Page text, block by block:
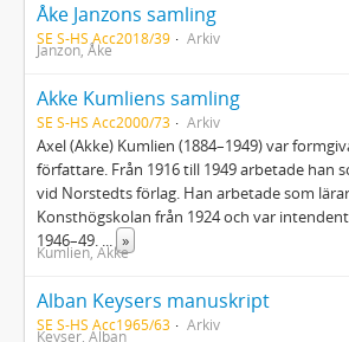
Åke Janzons samling
SE S-HS Acc2018/39 Arkiv
Janzon, Åke
Akke Kumliens samling
SE S-HS Acc2000/73 Arkiv
Axel (Akke) Kumlien (1884–1949) var
författare. Från 1916 till 1949 arbetade han
vid Norstedts förlag. Han arbetade som
Konsthögskolan från 1924 och var
1946–49. ... »
Kumlien, Akke
Alban Keysers manuskript
SE S-HS Acc1965/63 Arkiv
Keyser, Alban